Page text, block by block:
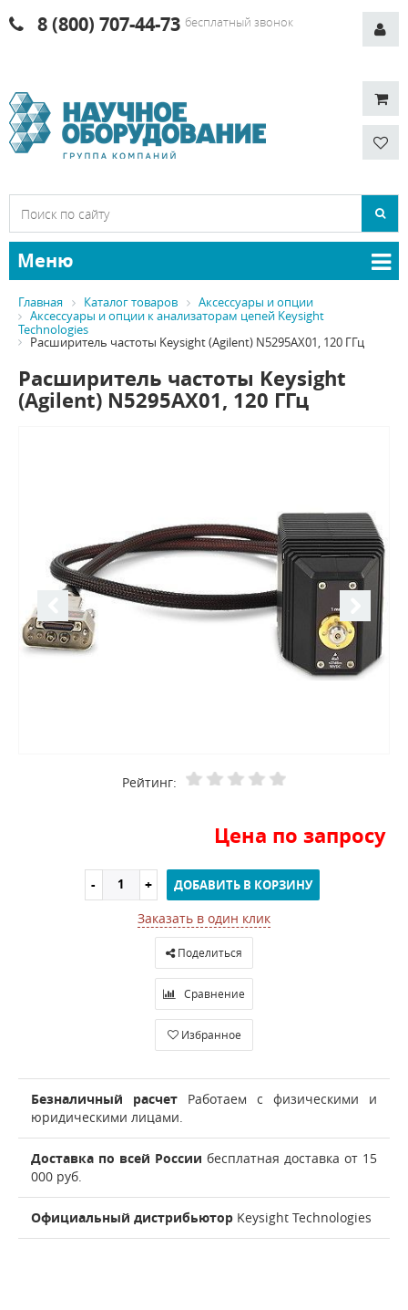
8 (800) 707-44-73 бесплатный звонок
Меню
Главная Каталог товаров
Аксессуары и опции
Аксессуары и опции к анализаторам цепей Keysight
Technologies
Расширитель частоты Keysight (Agilent) N5295AX01, 120 ГГц
Расширитель частоты Keysight
(Agilent) N5295AX01, 120 ГГц
Рейтинг:
Цена по запросу
ДОБАВИТЬ В КОРЗИНУ
Заказать в один клик
Поделиться
Сравнение
Избранное
Безналичный расчет Работаем с физическими и
юридическими лицами.
Доставка по всей России бесплатная доставка от 15
000 руб.
Официальный дистрибьютор Keysight Technologies